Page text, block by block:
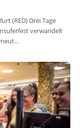
(RED) Drei Tage
verwandelt